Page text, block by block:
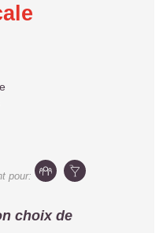
pour:
choix de